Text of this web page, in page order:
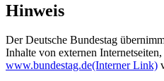
Hinweis
Der Deutsche Bundestag
Inhalte von externen
www.bundestag.de(Interner Link)